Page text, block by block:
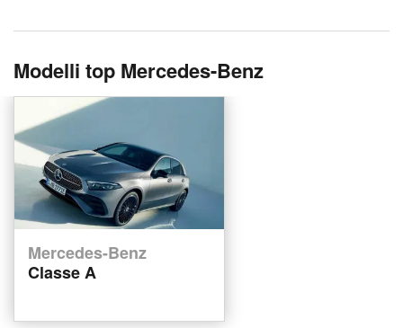
Modelli top Mercedes-Benz
Mercedes-Benz
Classe A